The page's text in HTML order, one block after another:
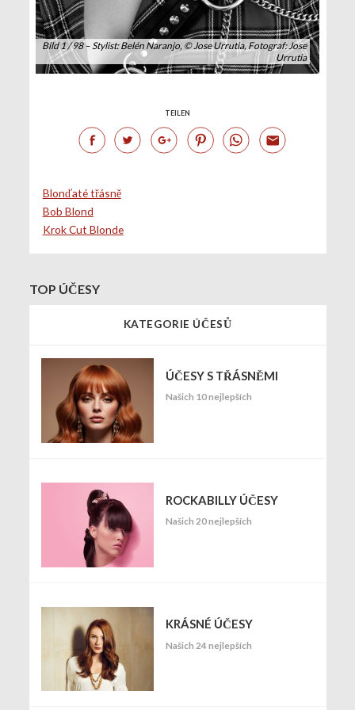
Bild 1 / 98 – Stylist: Belén Naranjo, © Jose Urrutia, Fotograf: Jose
Urrutia
TEILEN
Blonďaté třásně
Bob Blond
Krok Cut Blonde
TOP ÚČESY
KATEGORIE ÚČESŮ
ÚČESY S TŘÁSNĚMI
Našich 10 nejlepších
ROCKABILLY ÚČESY
Našich 20 nejlepších
KRÁSNÉ ÚČESY
Našich 24 nejlepších